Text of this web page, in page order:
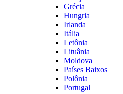
Grécia
Hungria
Irlanda
Itália
Letônia
Lituânia
Moldova
Países Baixos
Polônia
Portugal